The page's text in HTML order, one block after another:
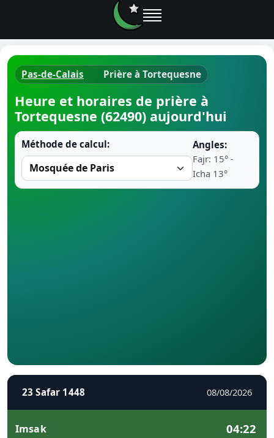
Heure de
Ramadan
Pas-de-Calais Prière à Tortequesne
Heure et horaires de prière à
Tortequesne (62490) aujourd'hui
Méthode de calcul:
Angles:
Fajr: 15° -
Icha 13°
23 Safar 1448 08/08/2026
Imsak 04:22